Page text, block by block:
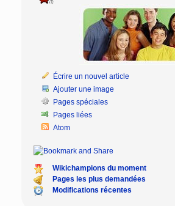
Écrire un nouvel article
Ajouter une image
Pages spéciales
Pages liées
Atom
Wikichampions du moment
Pages les plus demandées
Modifications récentes